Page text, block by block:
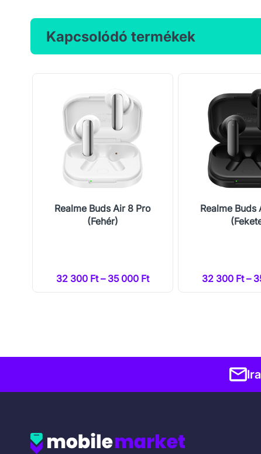
Kapcsolódó termékek
Realme Buds Air 8 Pro
(Fehér)
32 300 Ft – 35 000 Ft
Realme Buds
32 300 Ft –